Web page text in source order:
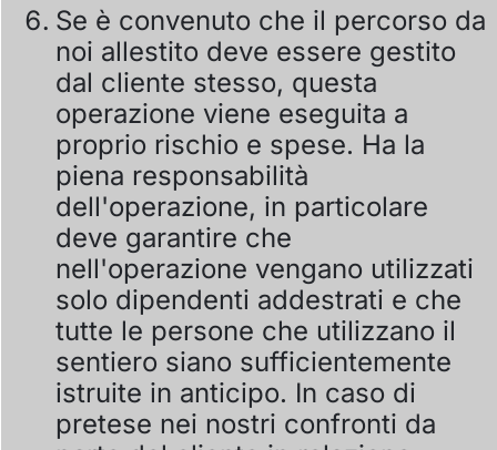
Se è convenuto che il percorso da
noi allestito deve essere gestito
dal cliente stesso, questa
operazione viene eseguita a
proprio rischio e spese. Ha la
piena responsabilità
dell'operazione, in particolare
deve garantire che
nell'operazione vengano utilizzati
solo dipendenti addestrati e che
tutte le persone che utilizzano il
sentiero siano sufficientemente
istruite in anticipo. In caso di
pretese nei nostri confronti da